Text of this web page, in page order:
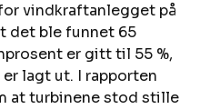
vindkraftanlegget på
det ble funnet 65
er gitt til 55 %,
lagt ut. I rapporten
at turbinene stod stille